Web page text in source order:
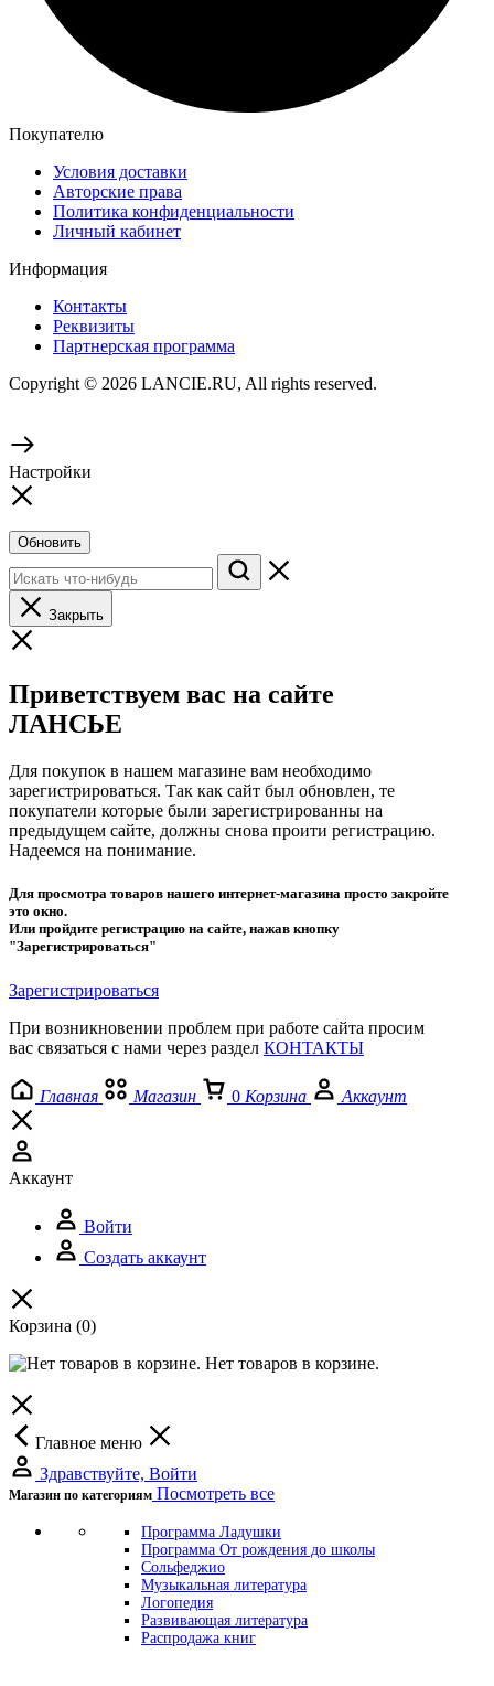
Покупателю
Условия доставки
Авторские права
Политика конфиденциальности
Личный кабинет
Информация
Контакты
Реквизиты
Партнерская программа
Copyright © 2026 LANCIE.RU, All rights reserved.
Настройки
Обновить
Закрыть
Приветствуем вас на сайте
ЛАНСЬЕ
Для покупок в нашем магазине вам необходимо
зарегистрироваться. Так как сайт был обновлен, те
покупатели которые были зарегистрированны на
предыдущем сайте, должны снова проити регистрацию.
Надеемся на понимание.
Для просмотра товаров нашего интернет-магазина просто закройте
это окно.
Или пройдите регистрацию на сайте, нажав кнопку
"Зарегистрироваться"
Зарегистрироваться
При возникновении проблем при работе сайта просим
вас связаться с нами через раздел КОНТАКТЫ
Главная Магазин 0 Корзина Аккаунт
Аккаунт
Войти
Создать аккаунт
Корзина (0)
Нет товаров в корзине.
Главное меню
Здравствуйте, Войти
Магазин по категориям Посмотреть все
Программа Ладушки
Программа От рождения до школы
Сольфеджио
Музыкальная литература
Логопедия
Развивающая литература
Распродажа книг